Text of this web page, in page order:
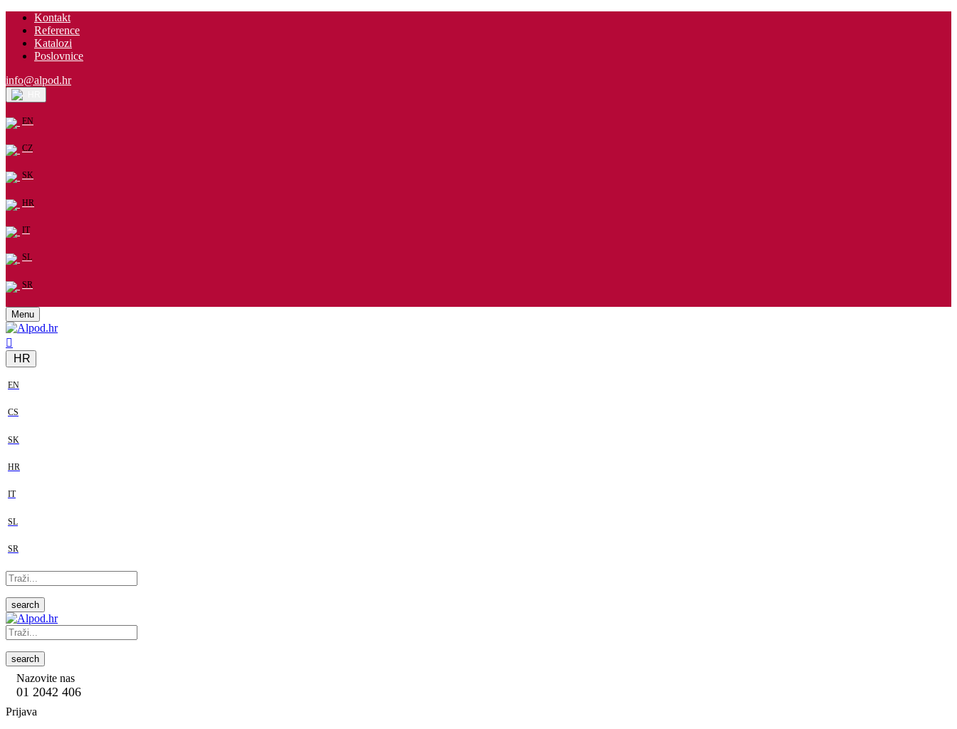
Kontakt
Reference
Katalozi
Poslovnice
info@alpod.hr
EN
CZ
SK
HR
IT
SL
SR
Menu
HR
EN
CS
SK
HR
IT
SL
SR
search
search
Nazovite nas
01 2042 406
Prijava